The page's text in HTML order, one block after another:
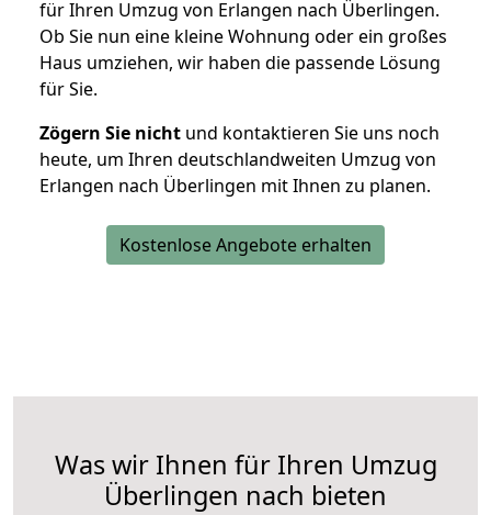
für Ihren Umzug von Erlangen nach Überlingen.
Ob Sie nun eine kleine Wohnung oder ein großes
Haus umziehen, wir haben die passende Lösung
für Sie.
Zögern Sie nicht und kontaktieren Sie uns noch
heute, um Ihren deutschlandweiten Umzug von
Erlangen nach Überlingen mit Ihnen zu planen.
Kostenlose Angebote erhalten
Was wir Ihnen für Ihren Umzug
Überlingen nach bieten